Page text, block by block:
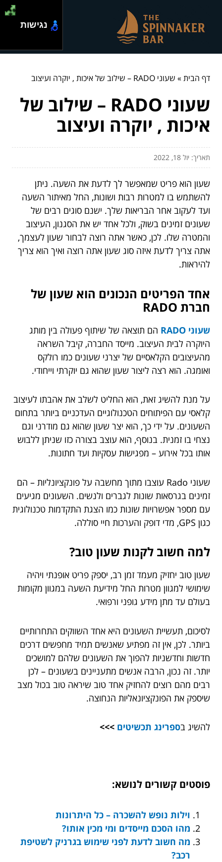
דף הבית» שעוני RADO – שילוב של איכות , יוקרה ועיצוב
שעוני RADO – שילוב של
איכות , יוקרה ועיצוב
תאריך: יול 18, 2022
שעון הוא פריט שמאפשר לך לדעת את השעה. ניתן
להשתמש בו למטרות רבות ושונות, החל מאיתור השעה
ועד לעקוב אחר הבריאות שלך. ישנם סוגים רבים של
שעונים זמינים בשוק, ולכל אחד יש את הסגנון, העיצוב
והמטרה שלו. לכן, כאשר אתה רוצה לבחור שעון לעצמך,
אתה צריך לדעת איזה סוג שעון אתה רוצה ואיך הוא צריך
להיראות.
אחד הפריטים הנכונים הוא שעון של
חברת RADO
שעוני RADO
הם תוצאה של שיתוף פעולה בין מותג
היוקרה לבית העיצוב. מייסד החברה, קיבל השראה
מהעיצובים הקלאסיים של יצרני שעונים כמו רולקס
ואומגה. הוא רצה ליצור שעון שהוא גם יוקרתי וייחודי.
על מנת להשיג זאת, הוא החליט לשלב את אהבתו לעיצוב
קלאסי עם הפיתוחים הטכנולוגיים העדכניים ביותר בתחום
השעונים. על ידי כך, הוא יצר שעון שהוא גם מודרני וגם
נצחי בו זמנית. בנוסף, הוא עוצב בצורה כזו שניתן ללבוש
אותו בכל אירוע – מפגישות עסקיות ועד חתונות.
שעוני Rado עוצבו מתוך מחשבה על פונקציונליות – הם
זמינים בגרסאות שונות לגברים ולנשים. השעונים מגיעים
עם מספר אפשרויות שונות כמו הצגת התקדמות טכנולוגית
כגון GPS, מדי דופק והערכות חיי סוללה.
למה חשוב לקנות שעון טוב?
שעון טוב יחזיק מעמד זמן רב, יספק פריט אופנתי ויהיה
שימושי למגוון מטרות החל מידיעת השעה במגוון מקומות
בעולם עד מתן מידע גופני ורפואי.
לסיכום, תעשיית השעונים היא אחד השווקים התחרותיים
ביותר. לכן, אין זה מפתיע שאנשים תמיד מחפשים דרכים
חדשות וחדשניות להפוך את השעונים שלהם למושכים
יותר. זה נכון, הרבה אנשים מתעניינים בשעונים – לכן
רבים מהם רוצים להחזיק אחד טוב שיראה טוב בכול מצב
שיספק את הפונקציונאליות הנחוצה.
להשיג בספרינג תכשיטים >>>
פוסטים קשורים לנושא:
וילות נופש להשכרה – כל היתרונות
מהו הסכם מייסדים ומי מכין אותו?
מה חשוב לדעת לפני שימוש בגרניק לשטיפת
רכב?
נגישות